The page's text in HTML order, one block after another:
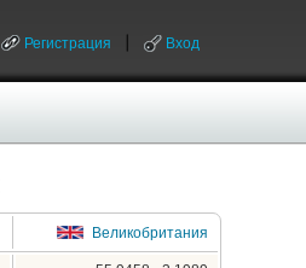
Регистрация Вход
Великобритания